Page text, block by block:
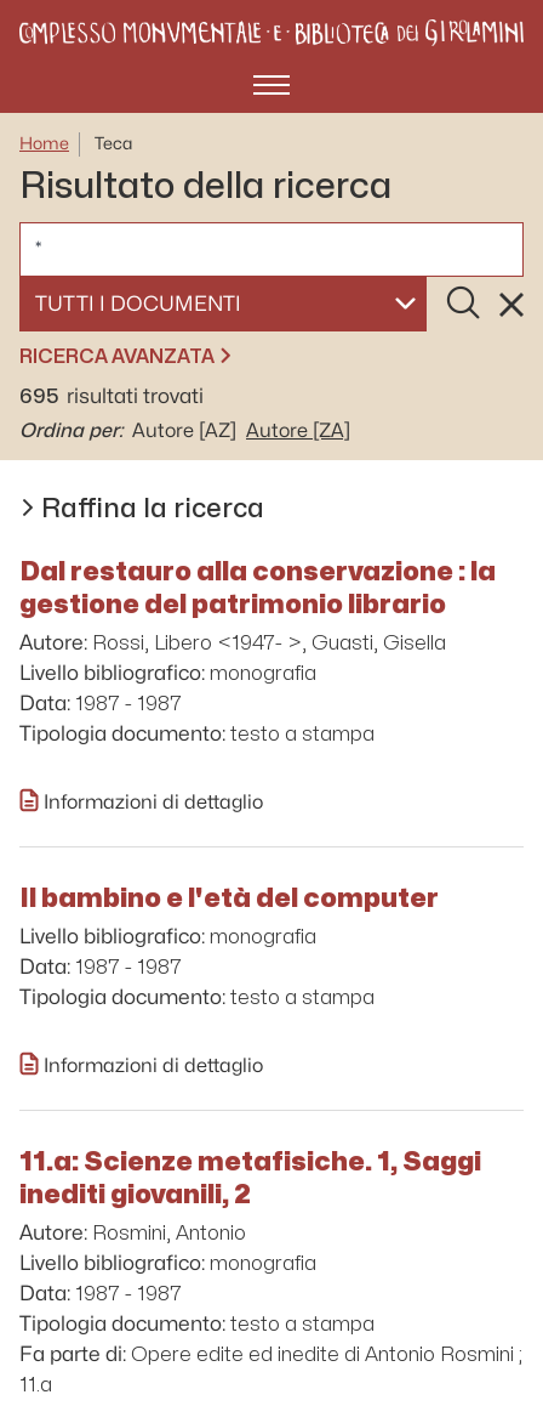
Menù
Home Teca
Risultato della ricerca
SELEZIONA UN DOCUMENTO
Cerca
RICERCA AVANZATA
695 risultati trovati
Ordina per: Autore [AZ] Autore [ZA]
Raffina la ricerca
Dal restauro alla conservazione : la
gestione del patrimonio librario
Autore: Rossi, Libero <1947- >, Guasti, Gisella
Livello bibliografico: monografia
Data: 1987 - 1987
Tipologia documento: testo a stampa
Informazioni di dettaglio
Il bambino e l'età del computer
Livello bibliografico: monografia
Data: 1987 - 1987
Tipologia documento: testo a stampa
Informazioni di dettaglio
11.a: Scienze metafisiche. 1, Saggi
inediti giovanili, 2
Autore: Rosmini, Antonio
Livello bibliografico: monografia
Data: 1987 - 1987
Tipologia documento: testo a stampa
Fa parte di: Opere edite ed inedite di Antonio Rosmini ;
11.a